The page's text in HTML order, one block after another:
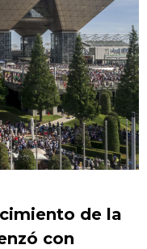
简体字
繁體字
Français
العربية
de la
con